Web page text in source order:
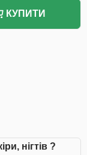
КУПИТИ
нігтів ?